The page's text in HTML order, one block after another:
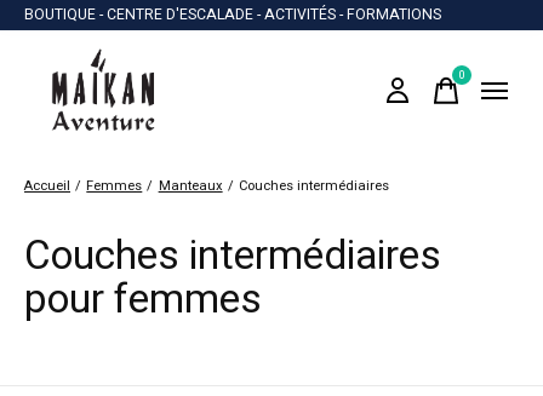
BOUTIQUE - CENTRE D'ESCALADE - ACTIVITÉS - FORMATIONS
0items
Accueil / Femmes / Manteaux / Couches intermédiaires
Couches intermédiaires
pour femmes